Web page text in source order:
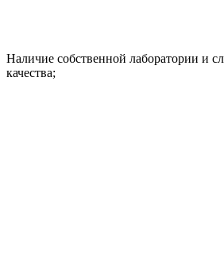
Наличие собственной лаборатории и
качества;